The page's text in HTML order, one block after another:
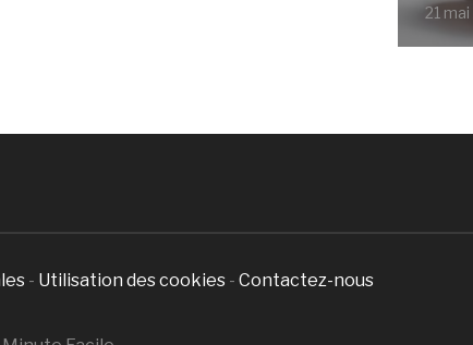
21
- Utilisation des cookies -Contactez-nous